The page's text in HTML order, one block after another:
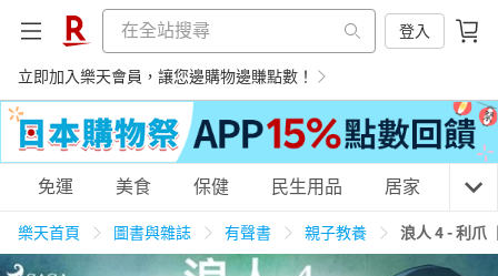
登入
立即加入樂天會員，讓您邊購物邊賺點數！
購物網分類
免運 美食 保健 民生用品 居家 3C
樂天首頁 圖書與雜誌 有聲書 親子教養 浪人 4 - 利爪